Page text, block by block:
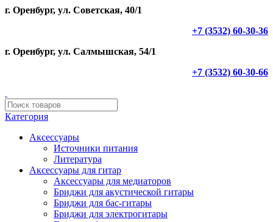
г. Оренбург, ул. Советская, 40/1
+7 (3532) 60-30-36
г. Оренбург, ул. Салмышская, 54/1
+7 (3532) 60-30-66
Категория
Аксессуары
Источники питания
Литература
Аксессуары для гитар
Аксессуары для медиаторов
Бриджи для акустической гитары
Бриджи для бас-гитары
Бриджи для электрогитары